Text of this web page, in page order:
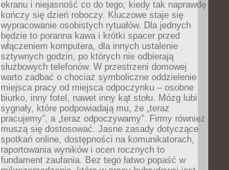
ekranu i niejasność co do tego, kiedy tak naprawdę
kończy się dzień roboczy. Kluczowe staje się
wypracowanie osobistych rytuałów. Dla jednych
będzie to poranna kawa i krótki spacer przed
włączeniem komputera, dla innych ustalenie
sztywnych godzin, po których nie odbierają
służbowych telefonów. W przestrzeni domowej
warto zadbać o chociaż symboliczne oddzielenie
miejsca pracy od miejsca odpoczynku – osobne
biurko, inny fotel, nawet inny kąt stołu. Mózg lubi
sygnały, które podpowiadają mu, że „teraz
pracujemy”, a „teraz odpoczywamy”. Firmy również
muszą się dostosować. Jasne zasady dotyczące
spotkań online, dostępności na komunikatorach,
raportowania wyników i ocen rocznych to
fundament zaufania. Bez tego łatwo popaść w